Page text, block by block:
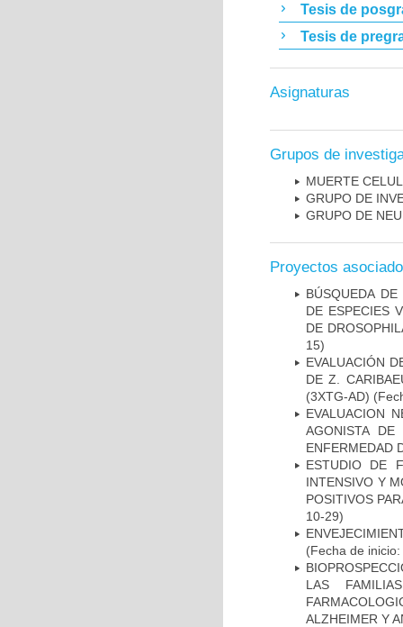
Tesis de
Tesis de
Asignaturas
Grupos de
MUERTE
GRUPO DE
GRUPO DE
Proyectos
BÚSQUEDA
DE ESPECIES
DE
15)
EVALUACIÓN
DE Z.
(3XTG-AD)
EVALUACION
AGONISTA
ENFERMEDAD
ESTUDIO DE
INTENSIVO Y
POSITIVOS
10-29)
(Fecha de
LAS
ALZHEIMER Y